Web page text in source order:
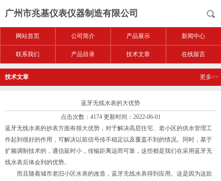
广州市兆基仪表仪器制造有限公司
网站首页 公司简介 产品展示 新闻中心
联系我们 产品目录 技术文章 在线留言
技术文章 更多>>
蓝牙无线水表的大优势
点击次数：4174 更新时间：2022-06-01
蓝牙无线水表的抄表方面有很大优势，对于解决高层住宅、老小区的供水管理工
作起到很好的作用，可解决以前信号传不稳定以及覆盖不到的情况。同时，基于
扩频调制技术的，通信延时小，传输距离远而可靠，这些都是我们在采用蓝牙无
线水表后体会到的优势。
而且随着城市老旧小区水表的改造，蓝牙无线水表得到应用。这是因为这款